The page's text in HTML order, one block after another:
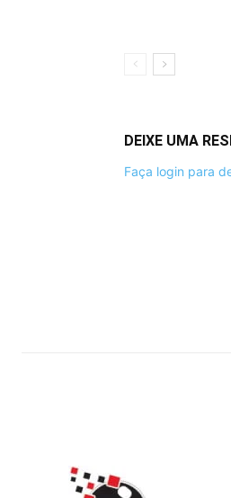
DEIXE UMA
Faça login para